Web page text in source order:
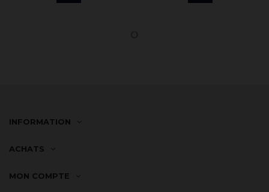
INFORMATION
ACHATS
MON COMPTE